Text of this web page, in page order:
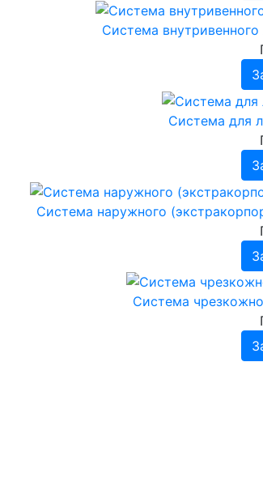
Система
Система для
Система наружного
Система